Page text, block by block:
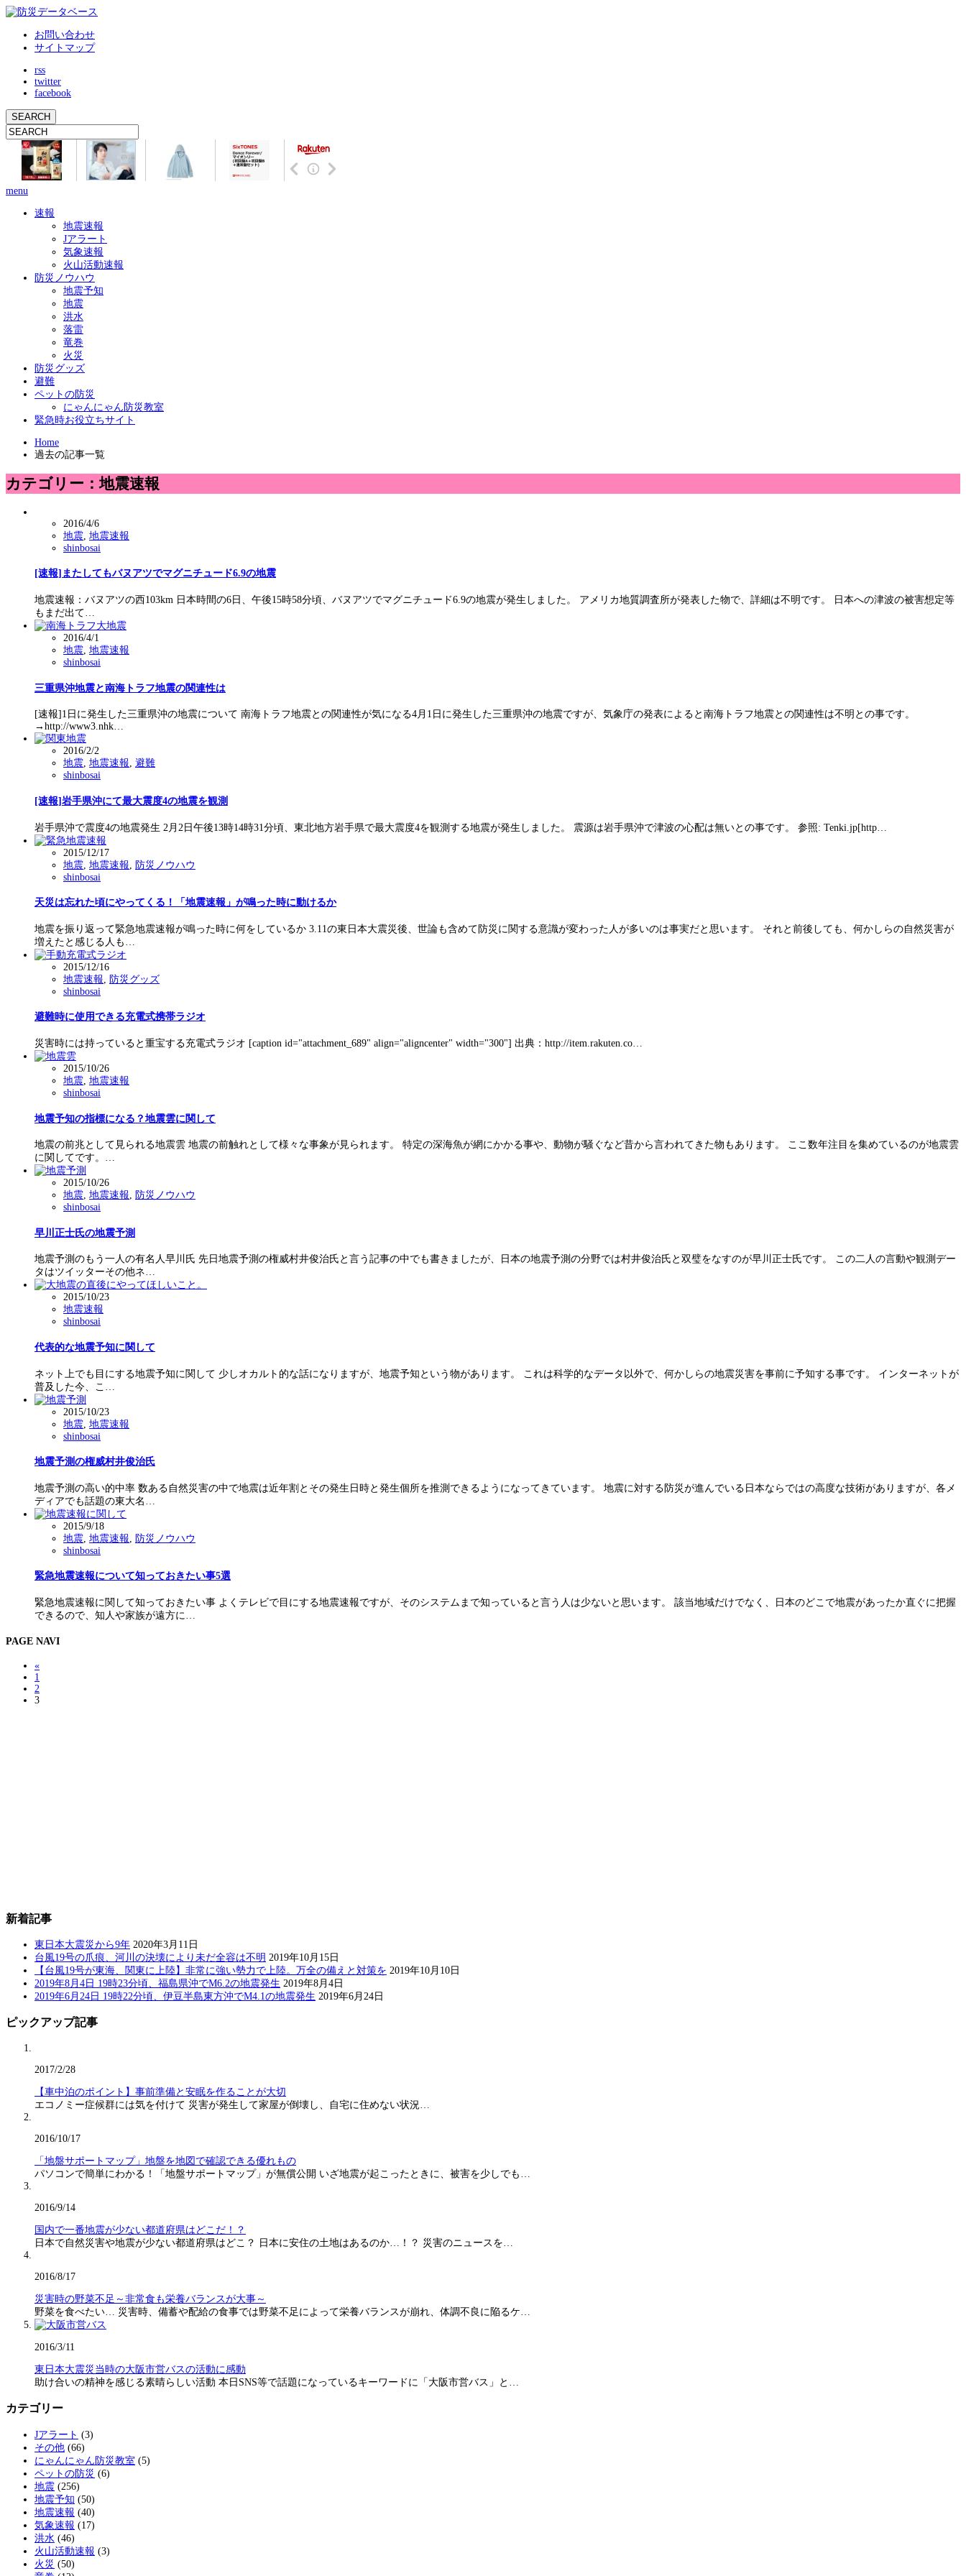
お問い合わせ
サイトマップ
rss
twitter
facebook
menu
速報
地震速報
Jアラート
気象速報
火山活動速報
防災ノウハウ
地震予知
地震
洪水
落雷
竜巻
火災
防災グッズ
避難
ペットの防災
にゃんにゃん防災教室
緊急時お役立ちサイト
Home
過去の記事一覧
カテゴリー：地震速報
2016/4/6
地震 地震速報
shinbosai
[速報]またしてもバヌアツでマグニチュード6.9の地震
地震速報：バヌアツの西103km 日本時間の6日、午後15時58分頃、バヌアツでマグニチュード6.9の地震が発生しました。 アメリカ地質調査所が発表した物で、詳細は不明です。 日本への津波の被害想定等
もまだ出て…
2016/4/1
地震, 地震速報
shinbosai
三重県沖地震と南海トラフ地震の関連性は
[速報]1日に発生した三重県沖の地震について 南海トラフ地震との関連性が気になる4月1日に発生した三重県沖の地震ですが、気象庁の発表によると南海トラフ地震との関連性は不明との事です。
→http://www3.nhk…
2016/2/2
地震, 地震速報, 避難
shinbosai
[速報]岩手県沖にて最大震度4の地震を観測
岩手県沖で震度4の地震発生 2月2日午後13時14時31分頃、東北地方岩手県で最大震度4を観測する地震が発生しました。 震源は岩手県沖で津波の心配は無いとの事です。 参照: Tenki.jp[http…
2015/12/17
地震 地震速報
防災ノウハウ
shinbosai
天災は忘れた頃にやってくる！「地震速報」が鳴った時に動けるか
地震を振り返って緊急地震速報が鳴った時に何をしているか 3.11の東日本大震災後、世論も含めて防災に関する意識が変わった人が多いのは事実だと思います。 それと前後しても、何かしらの自然災害が
増えたと感じる人も…
2015/12/16
地震速報
防災グッズ
shinbosai
避難時に使用できる充電式携帯ラジオ
災害時には持っていると重宝する充電式ラジオ [caption id="attachment_689" align="aligncenter" width="300"] 出典：http://item.rakuten.co…
2015/10/26
地震 地震速報
shinbosai
地震予知の指標になる？地震雲に関して
地震の前兆として見られる地震雲 地震の前触れとして様々な事象が見られます。 特定の深海魚が網にかかる事や、動物が騒ぐなど昔から言われてきた物もあります。 ここ数年注目を集めているのが地震雲
に関してです。…
2015/10/26
地震, 地震速報, 防災ノウハウ
shinbosai
早川正士氏の地震予測
地震予測のもう一人の有名人早川氏 先日地震予測の権威村井俊治氏と言う記事の中でも書きましたが、日本の地震予測の分野では村井俊治氏と双璧をなすのが早川正士氏です。 この二人の言動や観測デー
タはツイッターその他ネ…
2015/10/23
地震速報
shinbosai
代表的な地震予知に関して
ネット上でも目にする地震予知に関して 少しオカルト的な話になりますが、地震予知という物があります。 これは科学的なデータ以外で、何かしらの地震災害を事前に予知する事です。 インターネットが
普及した今、こ…
2015/10/23
地震 地震速報
shinbosai
地震予測の権威村井俊治氏
地震予測の高い的中率 数ある自然災害の中で地震は近年割とその発生日時と発生個所を推測できるようになってきています。 地震に対する防災が進んでいる日本ならではの高度な技術がありますが、各メ
ディアでも話題の東大名…
2015/9/18
地震 地震速報
防災ノウハウ
shinbosai
緊急地震速報について知っておきたい事5選
緊急地震速報に関して知っておきたい事 よくテレビで目にする地震速報ですが、そのシステムまで知っていると言う人は少ないと思います。 該当地域だけでなく、日本のどこで地震があったか直ぐに把握
できるので、知人や家族が遠方に…
PAGE NAVI
«
1
2
3
新着記事
東日本大震災から9年 2020年3月11日
台風19号の爪痕、河川の決壊により未だ全容は不明 2019年10月15日
【台風19号が東海、関東に上陸】非常に強い勢力で上陸。万全の備えと対策を 2019年10月10日
2019年8月4日 19時23分頃、福島県沖でM6.2の地震発生 2019年8月4日
2019年6月24日 19時22分頃、伊豆半島東方沖でM4.1の地震発生 2019年6月24日
ピックアップ記事
2017/2/28
【車中泊のポイント】事前準備と安眠を作ることが大切
エコノミー症候群には気を付けて 災害が発生して家屋が倒壊し、自宅に住めない状況…
2016/10/17
「地盤サポートマップ」地盤を地図で確認できる優れもの
パソコンで簡単にわかる！「地盤サポートマップ」が無償公開 いざ地震が起こったときに、被害を少しでも…
2016/9/14
国内で一番地震が少ない都道府県はどこだ！？
日本で自然災害や地震が少ない都道府県はどこ？ 日本に安住の土地はあるのか…！？ 災害のニュースを…
2016/8/17
災害時の野菜不足～非常食も栄養バランスが大事～
野菜を食べたい… 災害時、備蓄や配給の食事では野菜不足によって栄養バランスが崩れ、体調不良に陥るケ…
2016/3/11
東日本大震災当時の大阪市営バスの活動に感動
助け合いの精神を感じる素晴らしい活動 本日SNS等で話題になっているキーワードに「大阪市営バス」と…
カテゴリー
Jアラート (3)
その他 (66)
にゃんにゃん防災教室 (5)
ペットの防災 (6)
地震 (256)
地震予知 (50)
地震速報 (40)
気象速報 (17)
洪水 (46)
火山活動速報 (3)
火災 (50)